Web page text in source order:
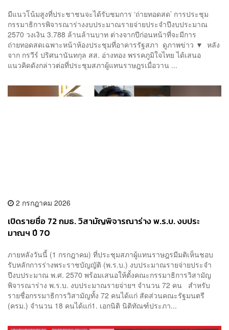
มีแนวโน้มสูงที่ประชาชนจะได้รับชมการ ‘ถ่ายทอดสด’ การประชุม
กรรมาธิการพิจารณาร่างงบประมาณรายจ่ายประจำปีงบประมาณ
2570 วงเงิน 3.788 ล้านล้านบาท ต่างจากปีก่อนหน้าที่จะมีการ
ถ่ายทอดสดเฉพาะหน้าห้องประชุมที่อาคารรัฐสภา ดูภาพข่าว ▼ หลัง
จาก กรวีร์ ปริศนานันทกุล สส. อ่างทอง พรรคภูมิใจไทย ได้เสนอ
แนวคิดดังกล่าวต่อที่ประชุมสภาผู้แทนราษฎรเมื่อวาน ...
2 กรกฎาคม 2026
เปิดรายชื่อ 72 กมธ. วิสามัญพิจารณาร่าง พ.ร.บ. งบประ
มาณฯ ปี 70
ภายหลังวันนี้ (1 กรกฎาคม) ที่ประชุมสภาผู้แทนราษฎรมีมติเห็นชอบ
รับหลักการร่างพระราชบัญญัติ (พ.ร.บ.) งบประมาณรายจ่ายประจำ
ปีงบประมาณ พ.ศ. 2570 พร้อมเสนอให้ตั้งคณะกรรมาธิการวิสามัญ
พิจารณาร่าง พ.ร.บ. งบประมาณรายจ่ายฯ จำนวน 72 คน สำหรับ
รายชื่อกรรมาธิการวิสามัญทั้ง 72 คนได้แก่ สัดส่วนคณะรัฐมนตรี
(ครม.) จำนวน 18 คนได้แก่1. เอกนิติ นิติทัณฑ์ประภา...